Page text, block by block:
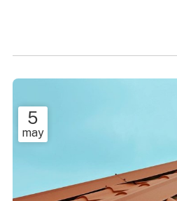
solución para este problema,
cómo conseguirlo paso a paso.
5
may